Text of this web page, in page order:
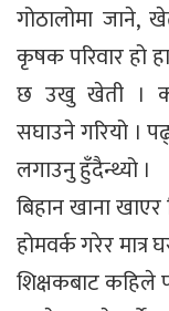
गोठालोमा जाने,
कृषक परिवार हो
छ उखु खेती ।
सघाउने गरियो ।
लगाउनु हुँदैन्थ्यो ।
बिहान खाना
होमवर्क गरेर
शिक्षकबाट कहिले